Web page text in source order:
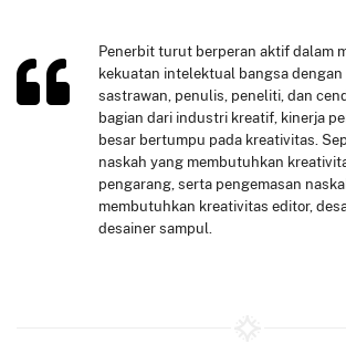
Penerbit turut berperan aktif dalam
kekuatan intelektual bangsa
sastrawan, penulis, peneliti, dan
bagian dari industri kreatif, kinerja
besar bertumpu pada kreativitas.
naskah yang membutuhkan
pengarang, serta pengemasan
membutuhkan kreativitas editor,
desainer sampul.